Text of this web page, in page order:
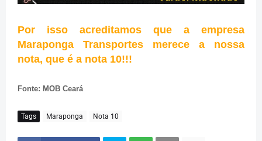
Por isso acreditamos que a empresa
Maraponga Transportes merece a nossa
nota, que é a nota 10!!!
Fonte: MOB Ceará
Tags Maraponga Nota 10